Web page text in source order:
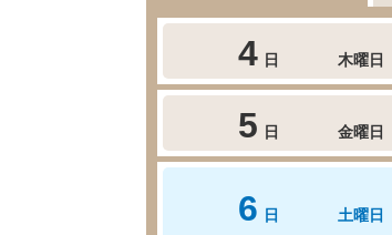
4 日 木曜日
5 日 金曜日
6 日 土曜日